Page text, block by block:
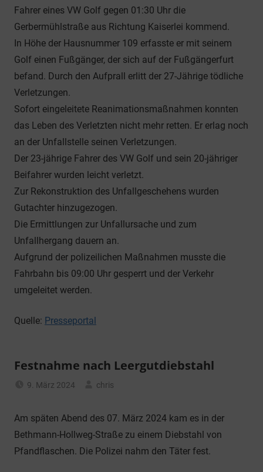
Fahrer eines VW Golf gegen 01:30 Uhr die
Gerbermühlstraße aus Richtung Kaiserlei kommend.
In Höhe der Hausnummer 109 erfasste er mit seinem
Golf einen Fußgänger, der sich auf der Fußgängerfurt
befand. Durch den Aufprall erlitt der 27-Jährige tödliche
Verletzungen.
Sofort eingeleitete Reanimationsmaßnahmen konnten
das Leben des Verletzten nicht mehr retten. Er erlag noch
an der Unfallstelle seinen Verletzungen.
Der 23-jährige Fahrer des VW Golf und sein 20-jähriger
Beifahrer wurden leicht verletzt.
Zur Rekonstruktion des Unfallgeschehens wurden
Gutachter hinzugezogen.
Die Ermittlungen zur Unfallursache und zum
Unfallhergang dauern an.
Aufgrund der polizeilichen Maßnahmen musste die
Fahrbahn bis 09:00 Uhr gesperrt und der Verkehr
umgeleitet werden.
Quelle: Presseportal
Festnahme nach Leergutdiebstahl
9. März 2024
chris
Am späten Abend des 07. März 2024 kam es in der
Bethmann-Hollweg-Straße zu einem Diebstahl von
Pfandflaschen. Die Polizei nahm den Täter fest.